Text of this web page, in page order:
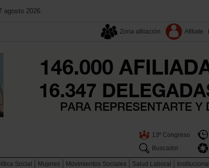
agosto 2026.
Zona afiliación Afiliate
13º Congreso
Buscador
Social Mujeres Movimientos Sociales Salud Laboral Institucional